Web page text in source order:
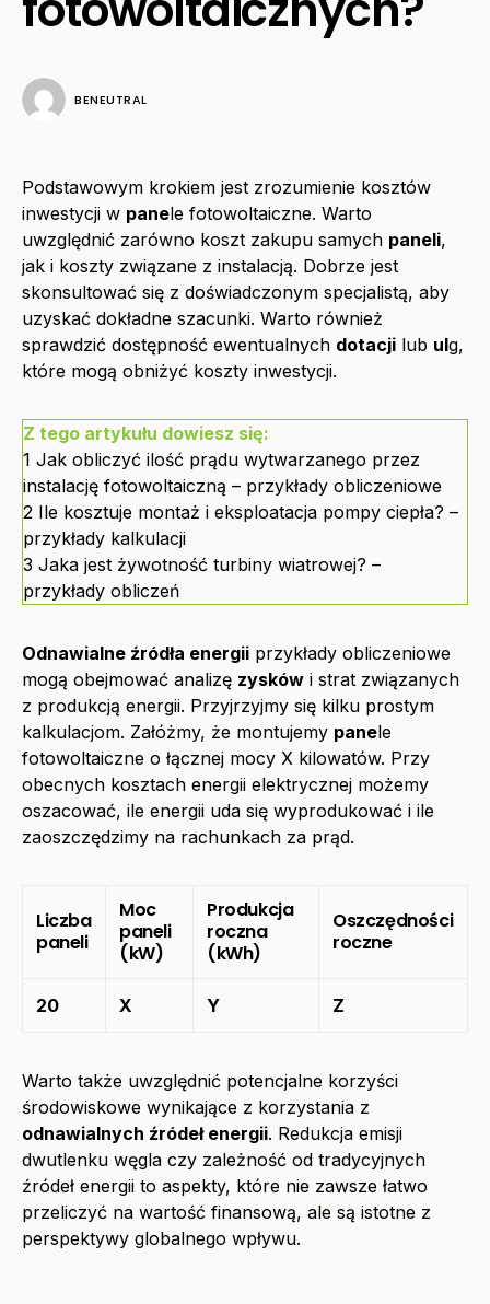
BENEUTRAL
Podstawowym krokiem jest zrozumienie kosztów
inwestycji w panele fotowoltaiczne. Warto
uwzględnić zarówno koszt zakupu samych paneli,
jak i koszty związane z instalacją. Dobrze jest
skonsultować się z doświadczonym specjalistą, aby
uzyskać dokładne szacunki. Warto również
sprawdzić dostępność ewentualnych dotacji lub ulg,
które mogą obniżyć koszty inwestycji.
Z tego artykułu dowiesz się:
1 Jak obliczyć ilość prądu wytwarzanego przez
instalację fotowoltaiczną – przykłady obliczeniowe
2 Ile kosztuje montaż i eksploatacja pompy ciepła? –
przykłady kalkulacji
3 Jaka jest żywotność turbiny wiatrowej? –
przykłady obliczeń
Odnawialne źródła energii przykłady obliczeniowe
mogą obejmować analizę zysków i strat związanych
z produkcją energii. Przyjrzyjmy się kilku prostym
kalkulacjom. Załóżmy, że montujemy panele
fotowoltaiczne o łącznej mocy X kilowatów. Przy
obecnych kosztach energii elektrycznej możemy
oszacować, ile energii uda się wyprodukować i ile
zaoszczędzimy na rachunkach za prąd.
Liczba
paneli
Moc
paneli
(kW)
Produkcja
roczna
(kWh)
Oszczędności
roczne
20 X Y Z
Warto także uwzględnić potencjalne korzyści
środowiskowe wynikające z korzystania z
odnawialnych źródeł energii. Redukcja emisji
dwutlenku węgla czy zależność od tradycyjnych
źródeł energii to aspekty, które nie zawsze łatwo
przeliczyć na wartość finansową, ale są istotne z
perspektywy globalnego wpływu.